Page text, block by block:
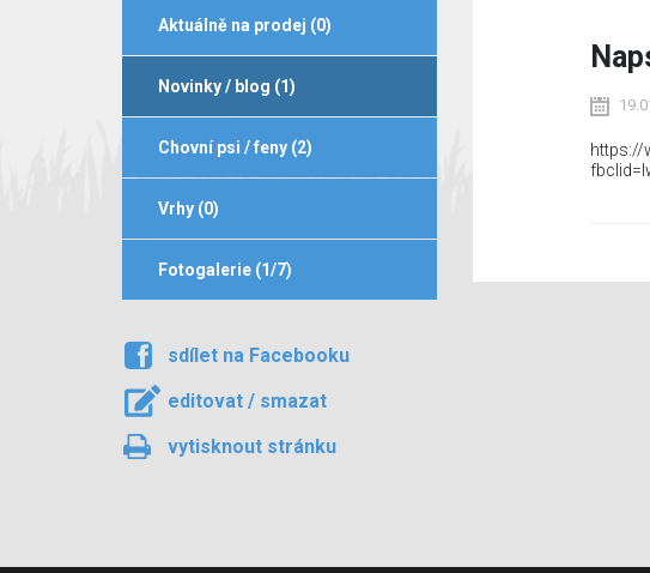
Aktuálně na prodej (0)
Novinky / blog (1)
Chovní psi / feny (2)
Vrhy (0)
Fotogalerie (1/7)
sdílet na Facebooku
editovat / smazat
vytisknout stránku
https://